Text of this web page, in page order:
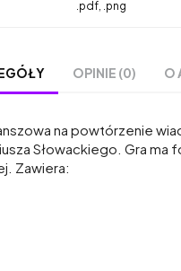
.pdf, .png
OPINIE (0) O
na powtórzenie
Słowackiego. Gra ma
Zawiera: